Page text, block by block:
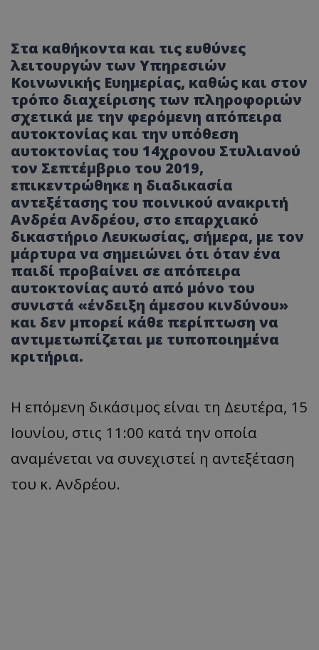
Στα καθήκοντα και τις ευθύνες
λειτουργών των Υπηρεσιών
Κοινωνικής Ευημερίας, καθώς και στον
τρόπο διαχείρισης των πληροφοριών
σχετικά με την φερόμενη απόπειρα
αυτοκτονίας και την υπόθεση
αυτοκτονίας του 14χρονου Στυλιανού
τον Σεπτέμβριο του 2019,
επικεντρώθηκε η διαδικασία
αντεξέτασης του ποινικού ανακριτή
Ανδρέα Ανδρέου, στο επαρχιακό
δικαστήριο Λευκωσίας, σήμερα, με τον
μάρτυρα να σημειώνει ότι όταν ένα
παιδί προβαίνει σε απόπειρα
αυτοκτονίας αυτό από μόνο του
συνιστά «ένδειξη άμεσου κινδύνου»
και δεν μπορεί κάθε περίπτωση να
αντιμετωπίζεται με τυποποιημένα
κριτήρια.
Η επόμενη δικάσιμος είναι τη Δευτέρα, 15
Ιουνίου, στις 11:00 κατά την οποία
αναμένεται να συνεχιστεί η αντεξέταση
του κ. Ανδρέου.